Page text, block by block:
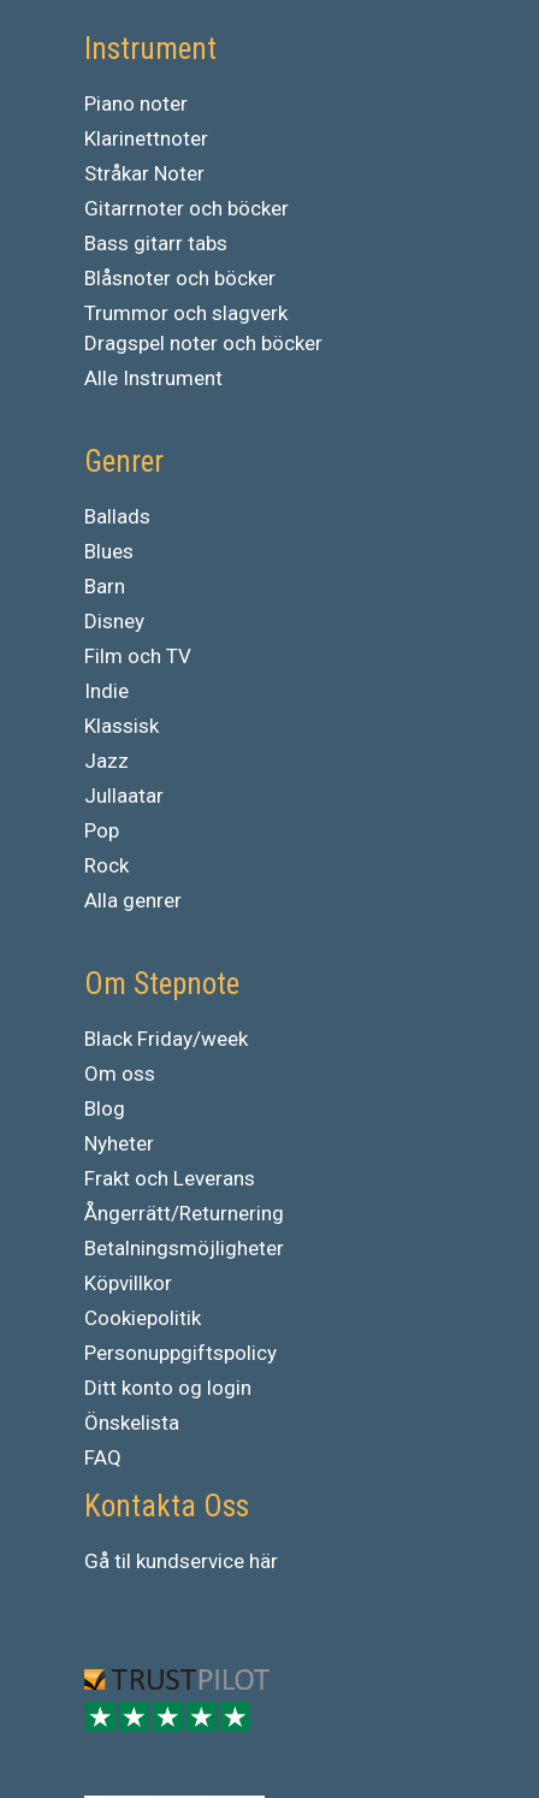
Instrument
Piano noter
Klarinettnoter
Stråkar Noter
Gitarrnoter och böcker
Bass gitarr tabs
Blåsnoter och böcker
Trummor och slagverk
Dragspel noter och böcker
Alle Instrument
Genrer
Ballads
Blues
Barn
Disney
Film och TV
Indie
Klassisk
Jazz
Jullaatar
Pop
Rock
Alla genrer
Om Stepnote
Black Friday/week
Om oss
Blog
Nyheter
Frakt och Leverans
Ångerrätt/Returnering
Betalningsmöjligheter
Köpvillkor
Cookiepolitik
Personuppgiftspolicy
Ditt konto og login
Önskelista
FAQ
Kontakta Oss
Gå til kundservice här